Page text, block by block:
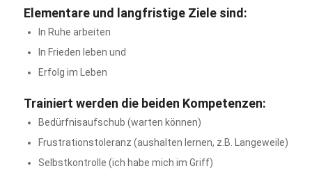
Elementare und langfristige Ziele sind:
In Ruhe arbeiten
In Frieden leben und
Erfolg im Leben
Trainiert werden die beiden Kompetenzen:
Bedürfnisaufschub (warten können)
Frustrationstoleranz (aushalten lernen, z.B. Langeweile)
Selbstkontrolle (ich habe mich im Griff)